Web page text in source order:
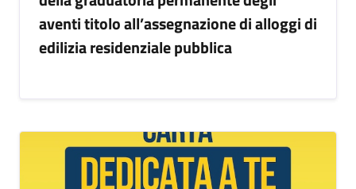
aventi titolo all’assegnazione di alloggi di
edilizia residenziale pubblica